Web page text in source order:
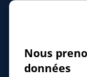
Nous
données